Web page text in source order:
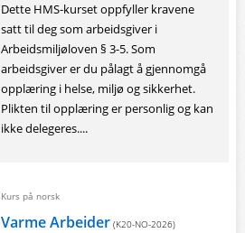
Dette HMS-kurset oppfyller kravene
satt til deg som arbeidsgiver i
Arbeidsmiljøloven § 3-5. Som
arbeidsgiver er du pålagt å gjennomgå
opplæring i helse, miljø og sikkerhet.
Plikten til opplæring er personlig og kan
ikke delegeres....
Kurs på norsk
Varme Arbeider (K20-NO-2026)